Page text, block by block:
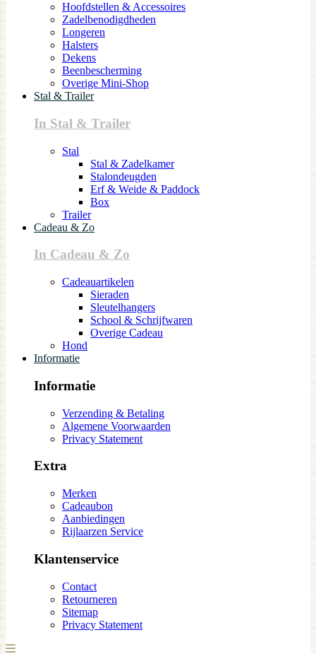
Hoofdstellen & Accessoires
Zadelbenodigdheden
Longeren
Halsters
Dekens
Beenbescherming
Overige Mini-Shop
Stal & Trailer
In Stal & Trailer
Stal
Stal & Zadelkamer
Stalondeugden
Erf & Weide & Paddock
Box
Trailer
Cadeau & Zo
In Cadeau & Zo
Cadeauartikelen
Sieraden
Sleutelhangers
School & Schrijfwaren
Overige Cadeau
Hond
Informatie
Informatie
Verzending & Betaling
Algemene Voorwaarden
Privacy Statement
Extra
Merken
Cadeaubon
Aanbiedingen
Rijlaarzen Service
Klantenservice
Contact
Retourneren
Sitemap
Privacy Statement